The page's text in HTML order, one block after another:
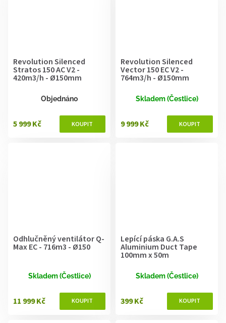
Revolution Silenced
Stratos 150 AC V2 -
420m3/h - Ø150mm
Objednáno
5 999 Kč
Revolution Silenced
Vector 150 EC V2 -
764m3/h - Ø150mm
Skladem (Čestlice)
9 999 Kč
Odhlučněný ventilátor Q-
Max EC - 716m3 - Ø150
Skladem (Čestlice)
11 999 Kč
Lepící páska G.A.S
Aluminium Duct Tape
100mm x 50m
Skladem (Čestlice)
399 Kč